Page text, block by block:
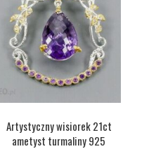
Artystyczny wisiorek 21ct
ametyst turmaliny 925